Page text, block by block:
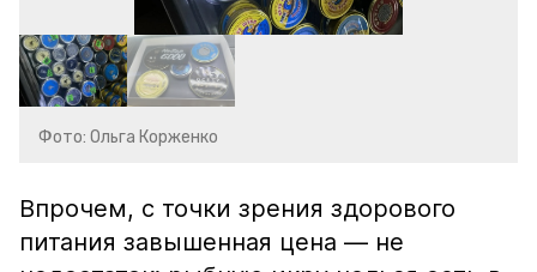
Фото: Ольга Корженко
Впрочем, с точки зрения здорового
питания завышенная цена — не